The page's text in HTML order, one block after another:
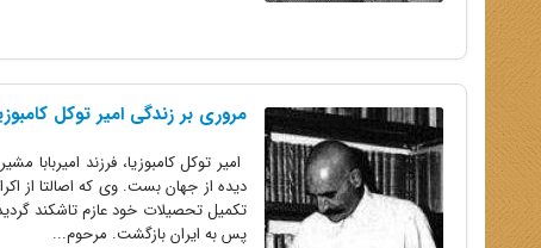
مروری بر زندگی امیر توکل
دیده از جهان بست. وى که اصالتا از
پس به ایران بازگشت. مرحوم...